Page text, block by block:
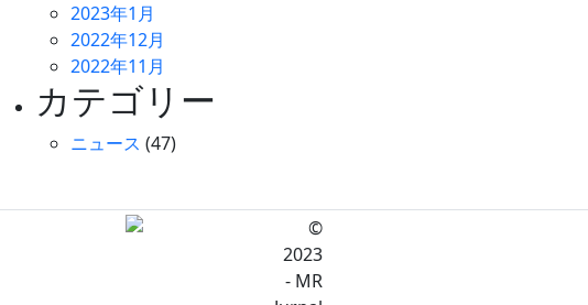
2023年1月
2022年12月
2022年11月
カテゴリー
ニュース (47)
©
2023
- MR